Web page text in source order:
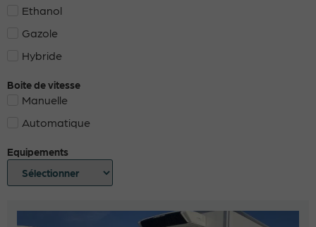
Ethanol
Gazole
Hybride
Boite de vitesse
Manuelle
Automatique
Equipements